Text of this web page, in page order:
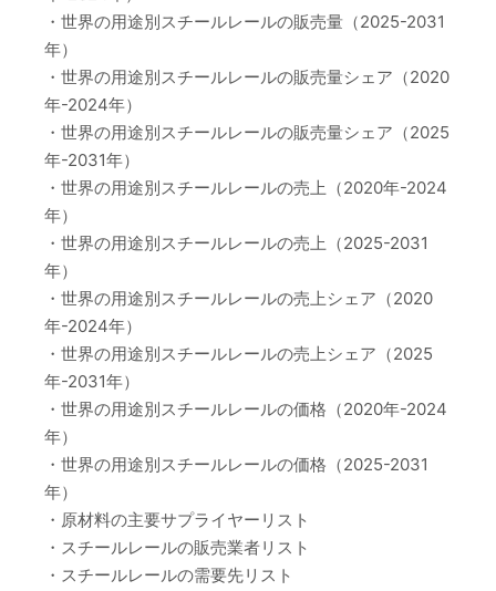
・世界の用途別スチールレールの販売量（2025-2031
年）
・世界の用途別スチールレールの販売量シェア（2020
年-2024年）
・世界の用途別スチールレールの販売量シェア（2025
年-2031年）
・世界の用途別スチールレールの売上（2020年-2024
年）
・世界の用途別スチールレールの売上（2025-2031
年）
・世界の用途別スチールレールの売上シェア（2020
年-2024年）
・世界の用途別スチールレールの売上シェア（2025
年-2031年）
・世界の用途別スチールレールの価格（2020年-2024
年）
・世界の用途別スチールレールの価格（2025-2031
年）
・原材料の主要サプライヤーリスト
・スチールレールの販売業者リスト
・スチールレールの需要先リスト